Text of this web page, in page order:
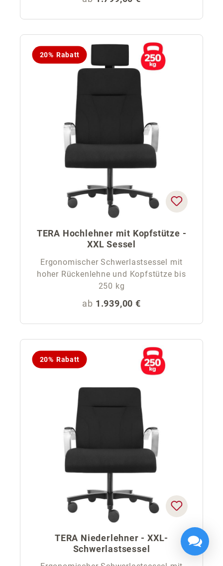
20% Rabatt
TERA Hochlehner mit Kopfstütze -
XXL Sessel
Ergonomischer Schwerlastsessel mit
hoher Rückenlehne und Kopfstütze bis
250 kg
Regulärer Preis:
ab 1.939,00 €
20% Rabatt
TERA Niederlehner - XXL-
Schwerlastsessel